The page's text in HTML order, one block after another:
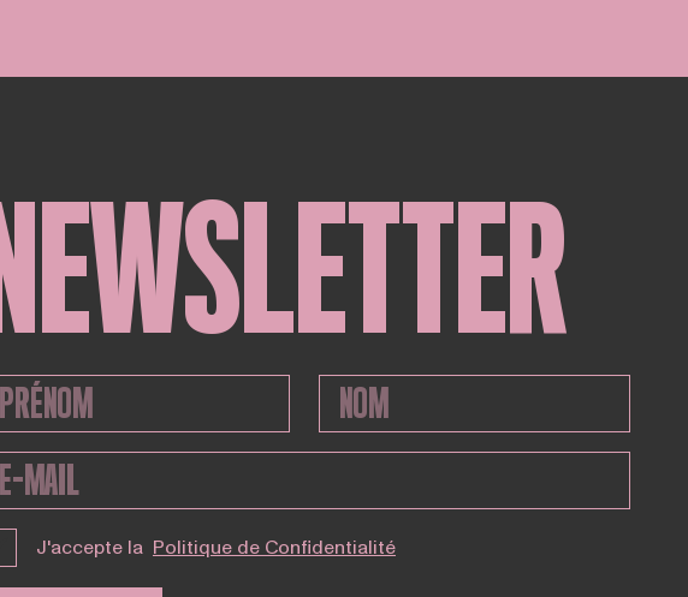
NEWSLETTER
J'accepte la Politique de Confidentialité